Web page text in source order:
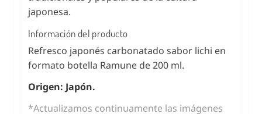
japonesa.
Información del producto
Refresco japonés carbonatado sabor lichi en
formato botella Ramune de 200 ml.
Origen: Japón.
*Actualizamos continuamente las imágenes